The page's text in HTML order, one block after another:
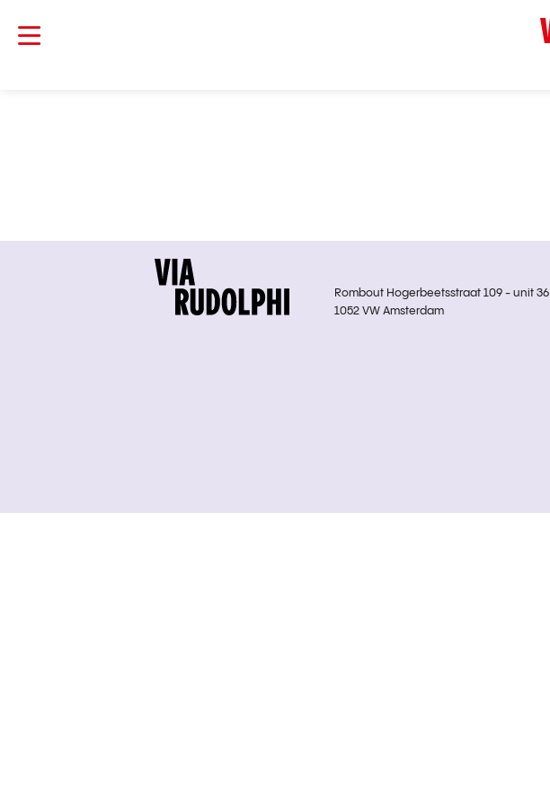
Rombout Hogerbeetsstraat 109 - unit 36
1052 VW Amsterdam